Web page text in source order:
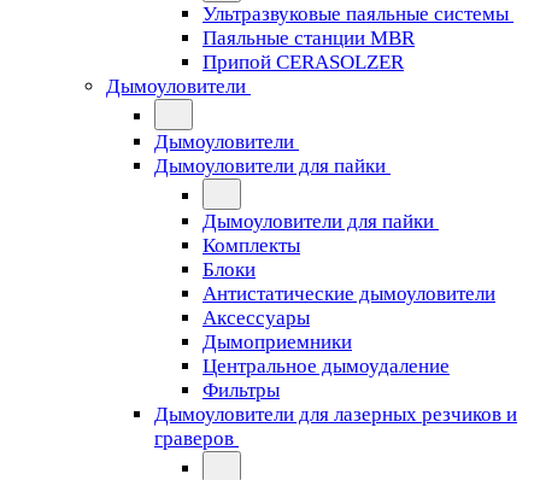
Ультразвуковые паяльные системы
Паяльные станции MBR
Припой CERASOLZER
Дымоуловители
Дымоуловители
Дымоуловители для пайки
Дымоуловители для пайки
Комплекты
Блоки
Антистатические дымоуловители
Аксессуары
Дымоприемники
Центральное дымоудаление
Фильтры
Дымоуловители для лазерных резчиков и
граверов